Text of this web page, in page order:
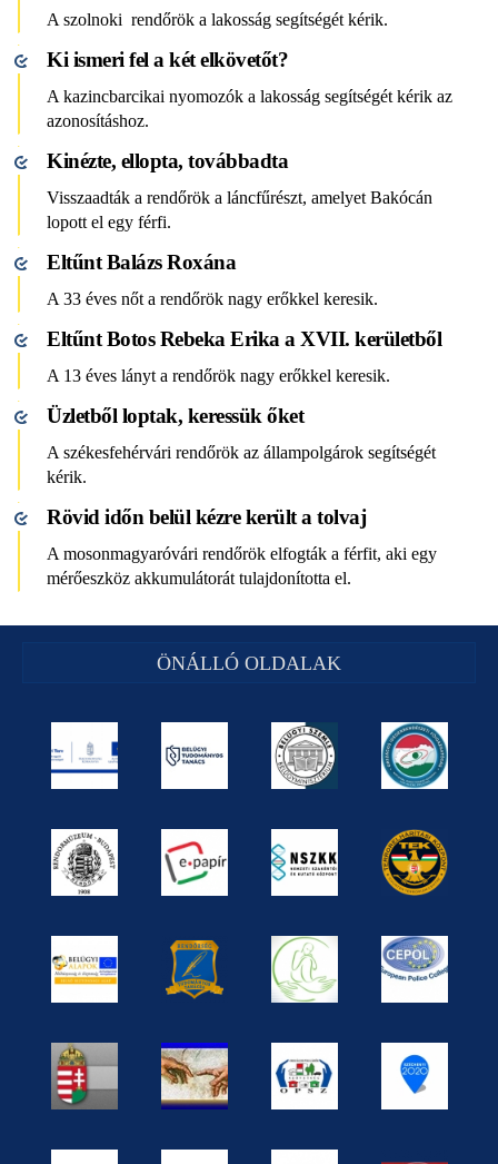
A szolnoki rendőrök a lakosság segítségét kérik.
Ki ismeri fel a két elkövetőt?
A kazincbarcikai nyomozók a lakosság segítségét kérik az
azonosításhoz.
Kinézte, ellopta, továbbadta
Visszaadták a rendőrök a láncfűrészt, amelyet Bakócán
lopott el egy férfi.
Eltűnt Balázs Roxána
A 33 éves nőt a rendőrök nagy erőkkel keresik.
Eltűnt Botos Rebeka Erika a XVII. kerületből
A 13 éves lányt a rendőrök nagy erőkkel keresik.
Üzletből loptak, keressük őket
A székesfehérvári rendőrök az állampolgárok segítségét
kérik.
Rövid időn belül kézre került a tolvaj
A mosonmagyaróvári rendőrök elfogták a férfit, aki egy
mérőeszköz akkumulátorát tulajdonította el.
ÖNÁLLÓ OLDALAK